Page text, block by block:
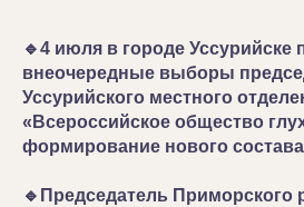
🔹4 июля в городе Уссурийске
внеочередные выборы
Уссурийского местного
«Всероссийское общество
формирование нового
🔹Председатель Приморского